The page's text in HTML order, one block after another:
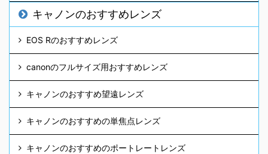
キャノンのおすすめレンズ
EOS Rのおすすめレンズ
canonのフルサイズ用おすすめレンズ
キャノンのおすすめ望遠レンズ
キャノンのおすすめの単焦点レンズ
キャノンのおすすめのポートレートレンズ